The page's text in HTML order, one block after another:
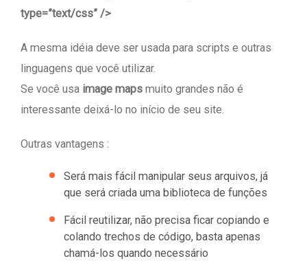
type=”text/css” />
A mesma idéia deve ser usada para scripts e outras
linguagens que você utilizar.
Se você usa image maps muito grandes não é
interessante deixá-lo no início de seu site.
Outras vantagens :
Será mais fácil manipular seus arquivos, já
que será criada uma biblioteca de funções
Fácil reutilizar, não precisa ficar copiando e
colando trechos de código, basta apenas
chamá-los quando necessário